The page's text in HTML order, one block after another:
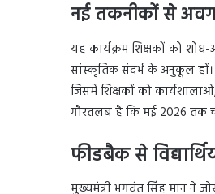
नई तकनीकों से
यह कार्यक्रम शिक्षकों को
सांस्कृतिक संदर्भ के अनुकूल हों।
जिसमें शिक्षकों को
गौरतलब है कि मई 2026 तक
फीडबैक से
मुख्यमंत्री भगवंत सिंह मान ने